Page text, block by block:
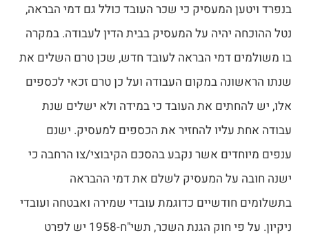
בנפרד ויטען המעסיק כי שכר העובד כולל גם דמי הבראה,
נטל ההוכחה יהיה על המעסיק בבית הדין לעבודה. במקרה
בו משולמים דמי הבראה לעובד חדש, שכן טרם השלים את
שנתו הראשונה במקום העבודה ועל כן טרם זכאי לכספים
אלו, יש להחתים את העובד כי במידה ולא ישלים שנת
עבודה אחת עליו להחזיר את הכספים למעסיק. ישנם
ענפים מיוחדים אשר נקבע בהסכם הקיבוצי/צו הרחבה כי
ישנה חובה על המעסיק לשלם את דמי ההבראה
בתשלומים חודשיים כדוגמת עובדי שמירה ואבטחה ועובדי
ניקיון. על פי חוק הגנת השכר, תשי"ח-1958 יש לפרט